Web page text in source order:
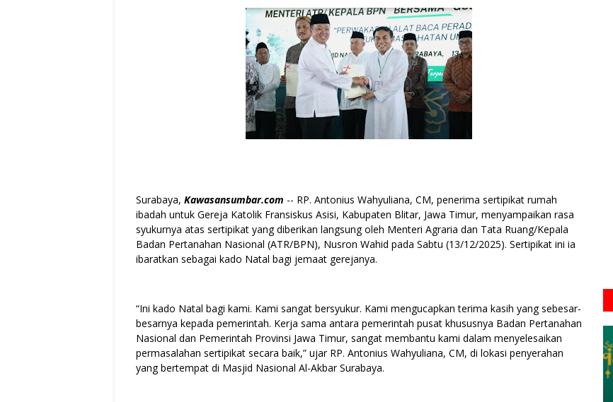
Surabaya, Kawasansumbar.com -- RP. Antonius Wahyuliana, CM, penerima sertipikat rumah
ibadah untuk Gereja Katolik Fransiskus Asisi, Kabupaten Blitar, Jawa Timur, menyampaikan rasa
syukurnya atas sertipikat yang diberikan langsung oleh Menteri Agraria dan Tata Ruang/Kepala
Badan Pertanahan Nasional (ATR/BPN), Nusron Wahid pada Sabtu (13/12/2025). Sertipikat ini ia
ibaratkan sebagai kado Natal bagi jemaat gerejanya.
“Ini kado Natal bagi kami. Kami sangat bersyukur. Kami mengucapkan terima kasih yang sebesar-
besarnya kepada pemerintah. Kerja sama antara pemerintah pusat khususnya Badan Pertanahan
Nasional dan Pemerintah Provinsi Jawa Timur, sangat membantu kami dalam menyelesaikan
permasalahan sertipikat secara baik,” ujar RP. Antonius Wahyuliana, CM, di lokasi penyerahan
yang bertempat di Masjid Nasional Al-Akbar Surabaya.